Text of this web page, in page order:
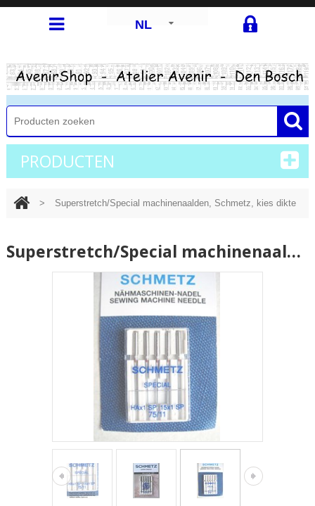
NL
PRODUCTEN
> Superstretch/Special machinenaalden, Schmetz, kies dikte
Superstretch/Special machinenaalden, Schmetz, kies dikte